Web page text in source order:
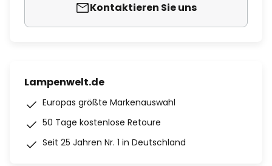
Kontaktieren Sie uns
Lampenwelt.de
Europas größte Markenauswahl
50 Tage kostenlose Retoure
Seit 25 Jahren Nr. 1 in Deutschland